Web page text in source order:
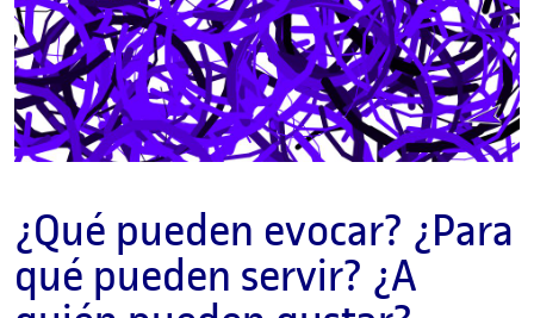
¿Qué pueden evocar? ¿Para
qué pueden servir? ¿A